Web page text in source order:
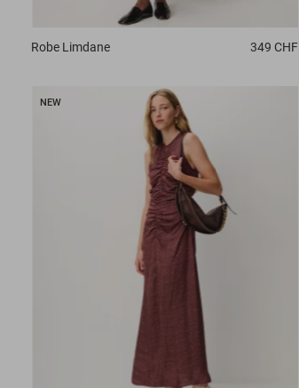
Robe Limdane 349 CHF
NEW